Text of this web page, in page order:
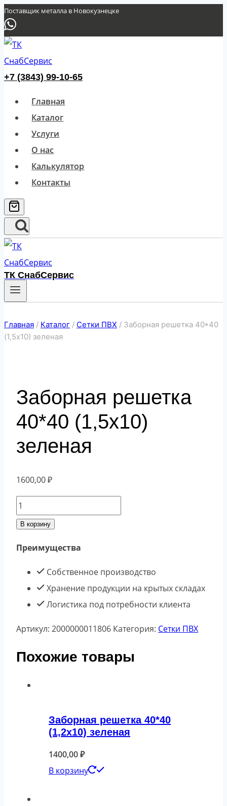
Перейти
к
содержимому
Поставщик металла в Новокузнецке
+7 (3843) 99-10-65
Главная
Каталог
Услуги
О нас
Калькулятор
Контакты
ТК СнабСервис
Главная / Каталог / Сетки ПВХ / Заборная решетка 40*40
(1,5х10) зеленая
Заборная решетка
40*40 (1,5х10)
зеленая
1600,00₽
Количество
товара
решетка
40*40
(1,5х10)
зеленая
В корзину
Преимущества
Собственное производство
Хранение продукции на крытых складах
Логистика под потребности клиента
Артикул: 2000000011806 Категория: Сетки ПВХ
Похожие товары
Заборная решетка 40*40
(1,2х10) зеленая
1400,00₽
В корзину